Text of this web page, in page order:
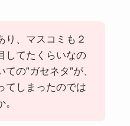
り、マスコミも２
してたくらいなの
の”ガセネタ”が、
てしまったのでは